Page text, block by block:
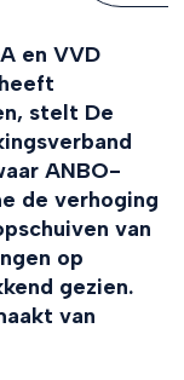
en VVD
stelt De
ANBO-
de verhoging
van
op
gezien.
van